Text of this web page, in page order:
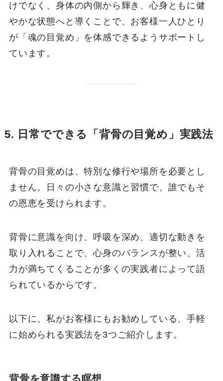
けでなく、身体の内側から輝き、心身ともに健
やかな状態へと導くことで、お客様一人ひとり
が「魂の目覚め」を体感できるようサポートし
ています。
5. 日常でできる「背骨の目覚め」実践法
背骨の目覚めは、特別な修行や場所を必要とし
ません。日々の小さな意識と習慣で、誰でもそ
の恩恵を受けられます。
背骨に意識を向け、呼吸を深め、適切な動きを
取り入れることで、心身のバランスが整い、活
力が満ちてくることが多くの実践者によって語
られているからです。
以下に、私がお客様にもお勧めしている、手軽
に始められる実践法を3つご紹介します。
背骨を意識する瞑想